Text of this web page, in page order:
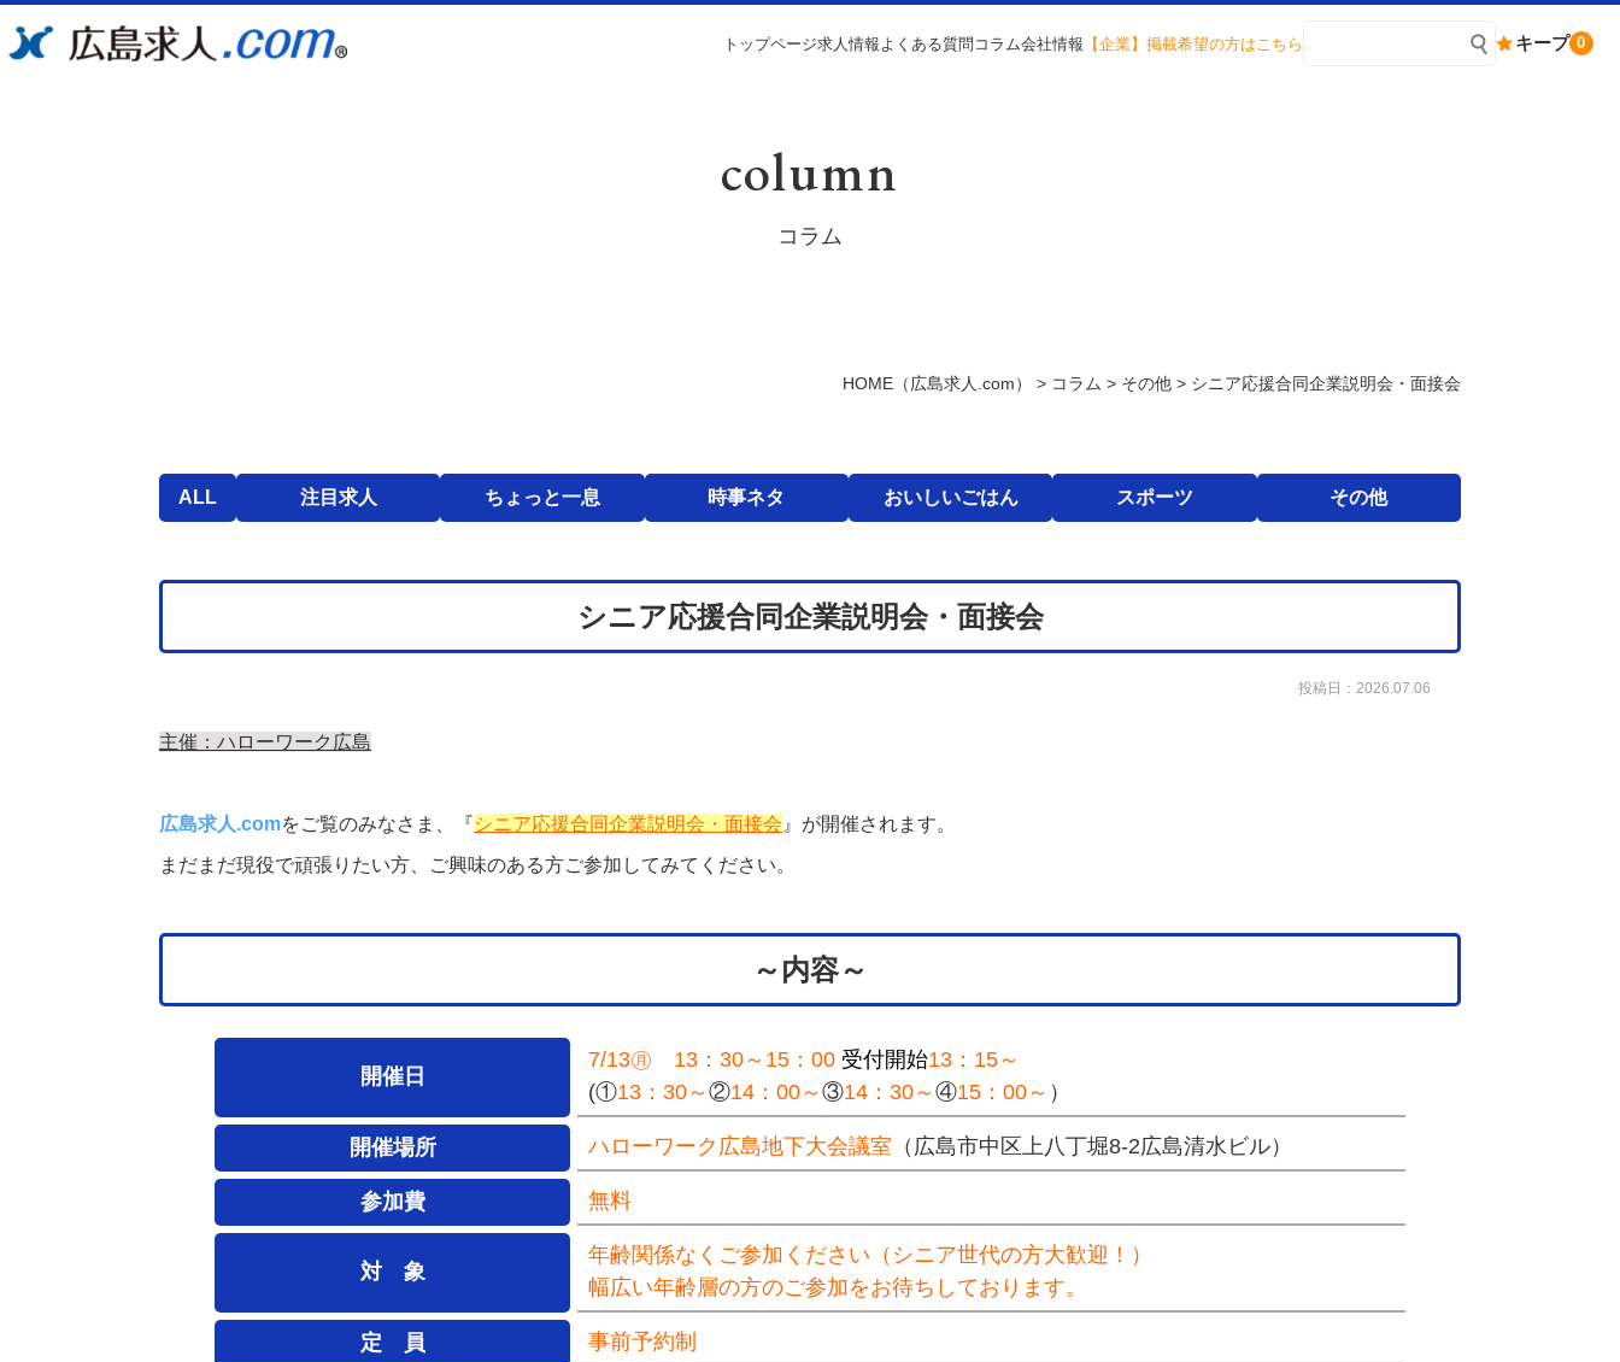
トップページ求人情報よくある質問 コラム会社情報 【企業】掲載希望の方はこちら キープ 0
column
コラム
HOME （広島求人.com） > コラム > その他 > シニア応援合同企業説明会・面接会
ALL 注目求人 ちょっと一息 時事ネタ おいしいごはん スポーツ その他
シニア応援合同企業説明会・面接会
投稿日：2026.07.06
主催：ハローワーク広島
広島求人.comをご覧のみなさま、『シニア応援合同企業説明会・面接会 』が開催されます。
まだまだ現役で頑張りたい方、ご興味のある方ご参加してみてください。
～内容～
開催日
7/13㊊ 13：30～15：00 受付開始13：15～
(①13：30～ ②14：00～ ③14：30～ ④15：00～ ）
開催場所 ハローワーク広島地下大会議室 （広島市中区上八丁堀8-2広島清水ビル）
参加費 無料
対 象
年齢関係なくご参加ください（シニア世代の方大歓迎！）
幅広い年齢層の方のご参加をお待ちしております。
定 員 事前予約制